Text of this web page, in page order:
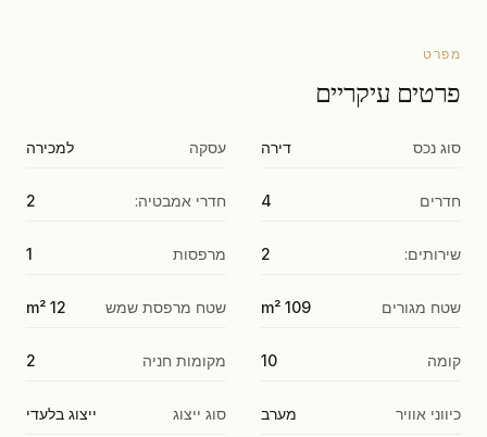
מפרט
פרטים עיקריים
סוג נכס דירה עסקה למכירה
חדרים 4 חדרי אמבטיה: 2
שירותים: 2 מרפסות 1
שטח מגורים 109 m² שטח מרפסת שמש 12 m²
קומה 10 מקומות חניה 2
כיווני אוויר מערב סוג ייצוג ייצוג בלעדי